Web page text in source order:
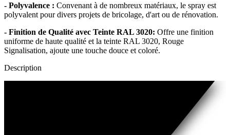
- Polyvalence : Convenant à de nombreux matériaux, le spray est
polyvalent pour divers projets de bricolage, d'art ou de rénovation.
- Finition de Qualité avec Teinte RAL 3020: Offre une finition
uniforme de haute qualité et la teinte RAL 3020, Rouge
Signalisation, ajoute une touche douce et coloré.
Description